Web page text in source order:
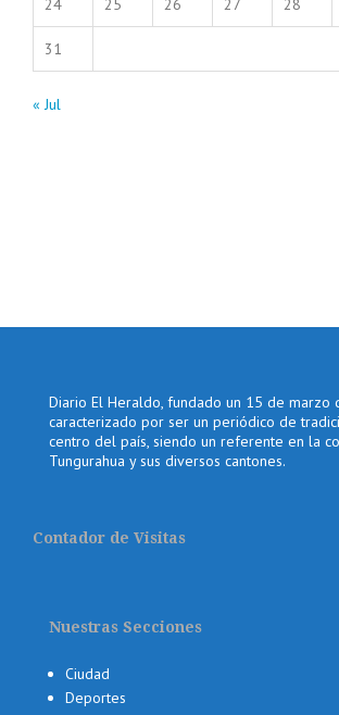
24 25 26 27 28
31
« Jul
Diario El Heraldo, fundado un 15 de marzo
caracterizado por ser un periódico de
centro del país, siendo un referente en la
Tungurahua y sus diversos cantones.
Contador de Visitas
Nuestras Secciones
Ciudad
Deportes